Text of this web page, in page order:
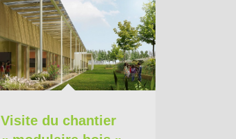
Visite du chantier